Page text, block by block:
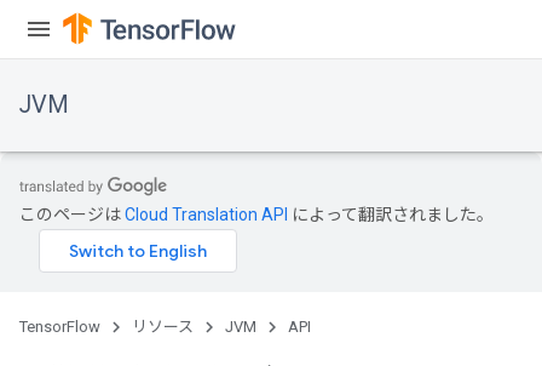
JVM
このページはCloud Translation API によって翻訳されました。
TensorFlow リソース JVM API